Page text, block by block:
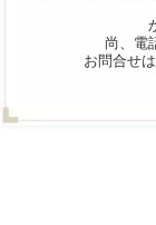
尚、電
お問合せ